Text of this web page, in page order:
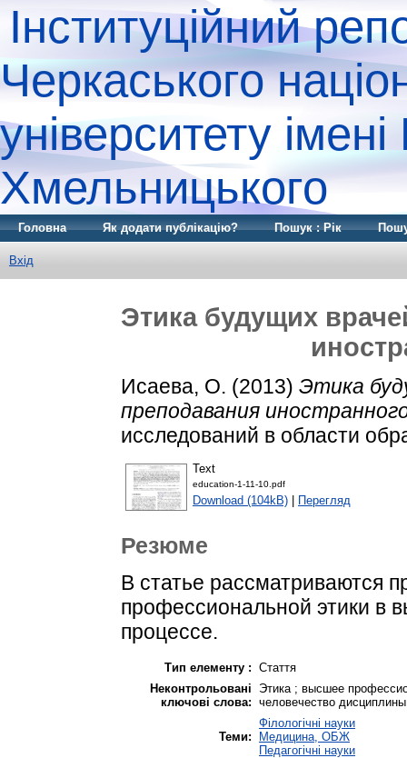
Інституційний
Черкаського
університету
Хмельницького
Головна Як додати публікацію? Пошук : Рік
Вхід
Этика будущих
Исаева, О. (2013) Этика
преподавания
исследований в области
Text
education-1-11-10.pdf
Download (104kB) Перегляд
Резюме
В статье рассматриваются
профессиональной этики в
процессе.
Тип елементу : Стаття
Неконтрольовані
ключові слова:
Этика ; высшее
человечество
Теми:
Філологічні науки
Медицина, ОБЖ
Педагогічні науки